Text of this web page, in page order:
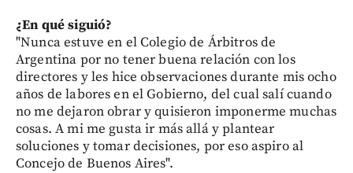
¿En qué siguió?
"Nunca estuve en el Colegio de Árbitros de
Argentina por no tener buena relación con los
directores y les hice observaciones durante mis ocho
años de labores en el Gobierno, del cual salí cuando
no me dejaron obrar y quisieron imponerme muchas
cosas. A mi me gusta ir más allá y plantear
soluciones y tomar decisiones, por eso aspiro al
Concejo de Buenos Aires".